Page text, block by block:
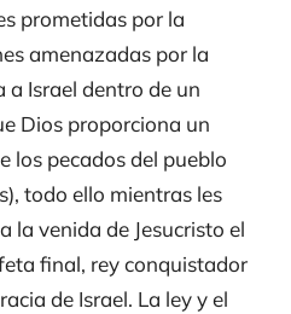
prometidas por la
amenazadas por la
a Israel dentro de un
Dios proporciona un
los pecados del pueblo
todo ello mientras les
la venida de Jesucristo el
final, rey conquistador
de Israel. La ley y el